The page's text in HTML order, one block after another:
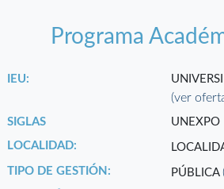
Programa
IEU:
(ver
SIGLAS
UNEXPO
LOCALIDAD:
TIPO DE GESTIÓN: PÚBLICA